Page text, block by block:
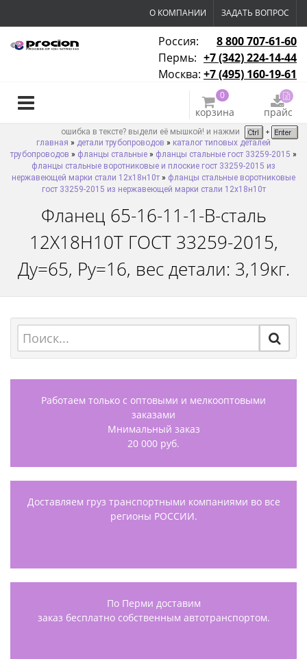
О КОМПАНИИ ЗАДАТЬ ВОПРОС
Россия:
8 800 707-61-60
Пермь: +7 (342) 224-14-44
Москва: +7 (495) 160-19-61
0
корзина прайс
ошибка в тексте? выдели её мышкой! и нажми
главная » детали трубопроводов » каталог типовых деталей
трубопроводов » фланцы стальные » фланцы стальные гост 33259-2015 »
фланцы стальные воротниковые и плоские гост 33259-2015 из
нержавеющей марки стали 12х18н10т » фланцы стальные воротниковые
гост 33259-2015 из нержавеющей марки стали 12х18н10т
Фланец 65-16-11-1-B-сталь
12Х18Н10Т ГОСТ 33259-2015,
Ду=65, Ру=16, вес детали: 3,19кг.
Работаем только с оптовыми и мелкооптовыми
заказами
Мнимальный заказ
20 000 руб.
Доставляем груз транспортными компаниями во все
регионы РОССИИ.
По Перми доставим
заказ бесплатно собственным автотранспортом.